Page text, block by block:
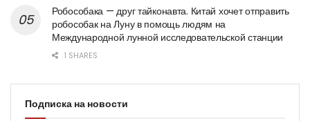
Робособака — друг тайконавта. Китай хочет отправить
робособак на Луну в помощь людям на
Международной лунной исследовательской станции
1 SHARES
Подписка на новости